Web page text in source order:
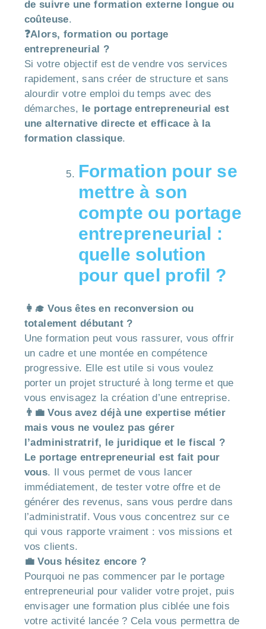
de suivre une formation externe longue ou
coûteuse.
❓Alors, formation ou portage
entrepreneurial ?
Si votre objectif est de vendre vos services
rapidement, sans créer de structure et sans
alourdir votre emploi du temps avec des
démarches,
le portage entrepreneurial est
une alternative directe et efficace à la
formation classique.
Formation pour se
mettre à son
compte ou portage
entrepreneurial :
quelle solution
pour quel profil ?
👩‍🎓 Vous êtes en reconversion ou
totalement débutant ?
Une formation peut vous rassurer, vous offrir
un cadre et une montée en compétence
progressive. Elle est utile si vous voulez
porter un projet structuré à long terme et que
vous envisagez la création d’une entreprise.
👨‍💼 Vous avez déjà une expertise métier
mais vous ne voulez pas gérer
l’administratrif, le juridique et le fiscal ?
Le portage entrepreneurial est fait pour
vous. Il vous permet de vous lancer
immédiatement, de tester votre offre et de
générer des revenus, sans vous perdre dans
l’administratif. Vous vous concentrez sur ce
qui vous rapporte vraiment : vos missions et
vos clients.
💼 Vous hésitez encore ?
Pourquoi ne pas commencer par le portage
entrepreneurial pour valider votre projet, puis
envisager une formation plus ciblée une fois
votre activité lancée ? Cela vous permettra de